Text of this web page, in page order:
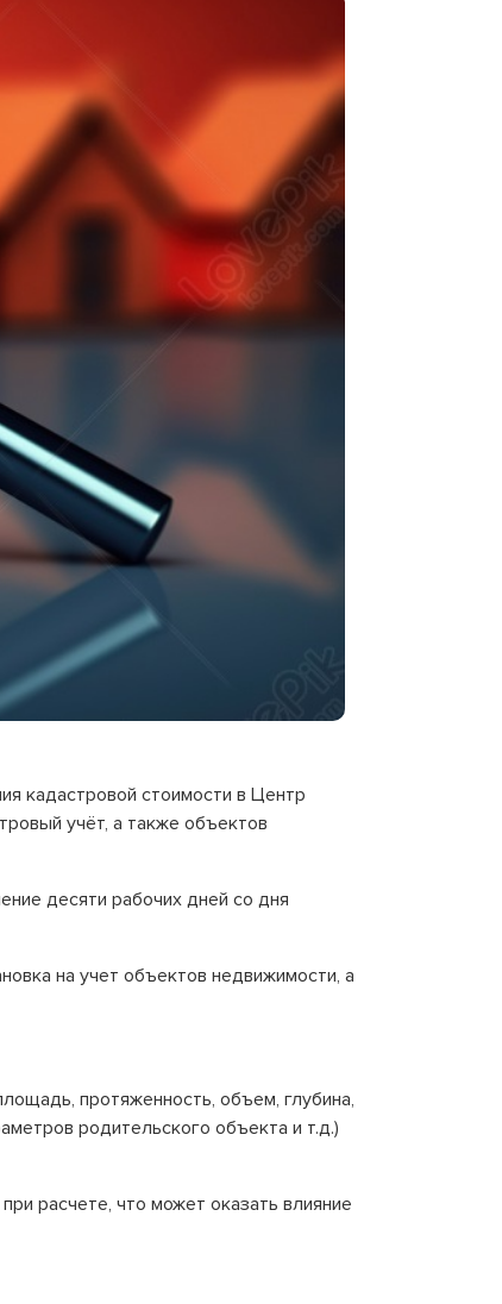
кадастровой стоимости в Центр
учёт, а также объектов
десяти рабочих дней со дня
на учет объектов недвижимости, а
протяженность, объем, глубина,
родительского объекта и т.д.)
расчете, что может оказать влияние